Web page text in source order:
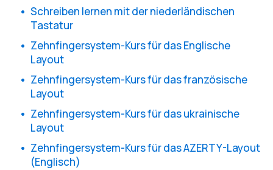
Schreiben lernen mit der niederländischen
Tastatur
Zehnfingersystem-Kurs für das Englische
Layout
Zehnfingersystem-Kurs für das französische
Layout
Zehnfingersystem-Kurs für das ukrainische
Layout
Zehnfingersystem-Kurs für das AZERTY-Layout
(Englisch)